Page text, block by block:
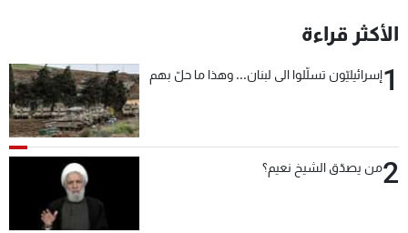
الأكثر قراءة
1إسرائيليّون تسلّلوا الى لبنان... وهذا ما حلّ بهم
2من يصدّق الشيخ نعيم؟